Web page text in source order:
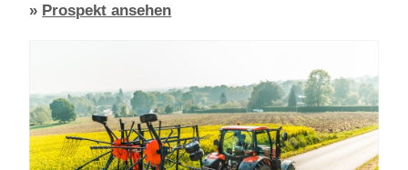
» Prospekt ansehen